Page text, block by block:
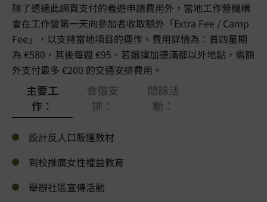
除了透過此網頁支付的義遊申請費用外，當地工作營機構
會在工作營第一天向參加者收取額外「Extra Fee / Camp
Fee」，以支持當地項目的運作。費用詳情為：首四星期
為 €580，其後每週 €95。若選擇加德滿都以外地點，需額
外支付最多 €200 的交通安排費用。
主要工
作：
食宿安
排：
閒餘活
動：
設計反人口販運教材
到校推廣女性權益教育
舉辦社區宣傳活動